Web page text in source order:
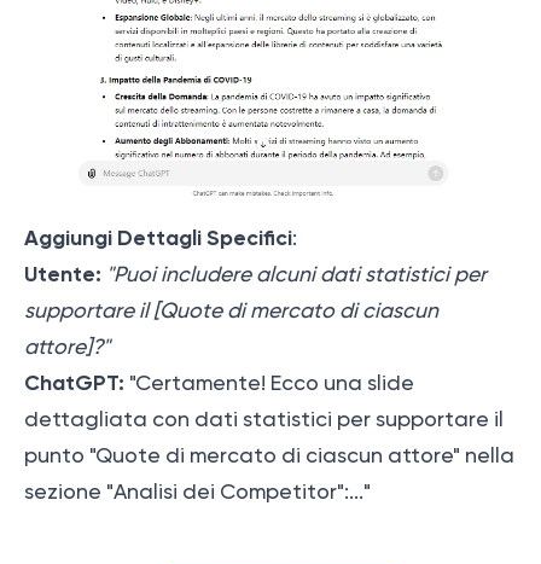
Aggiungi Dettagli Specifici:
Utente: "Puoi includere alcuni dati statistici per
supportare il [Quote di mercato di ciascun
attore]?"
ChatGPT: "Certamente! Ecco una slide
dettagliata con dati statistici per supportare il
punto "Quote di mercato di ciascun attore" nella
sezione "Analisi dei Competitor":..."